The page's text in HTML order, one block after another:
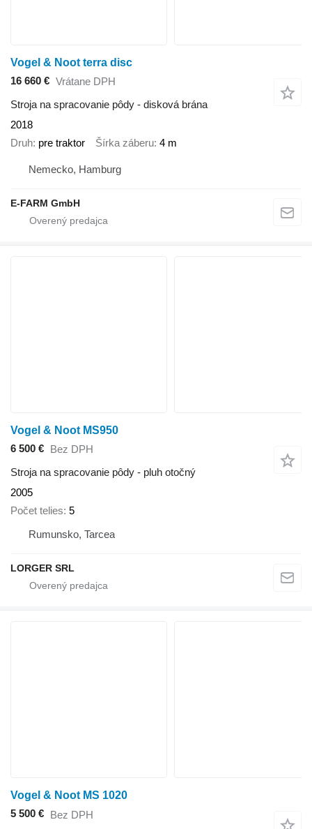
Vogel & Noot terra disc
16 660 € Vrátane DPH
Stroja na spracovanie pôdy - disková brána
2018
Druh pre traktor Šírka záberu 4 m
Nemecko, Hamburg
E-FARM GmbH
Vogel & Noot MS950
6 500 € Bez DPH
Stroja na spracovanie pôdy - pluh otočný
2005
Počet telies 5
Rumunsko, Tarcea
LORGER SRL
Vogel & Noot MS 1020
5 500 € Bez DPH